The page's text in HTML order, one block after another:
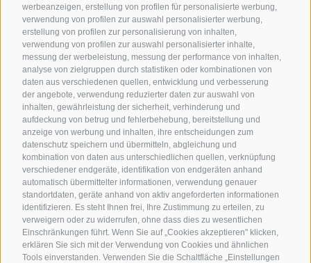
werbeanzeigen, erstellung von profilen für personalisierte werbung,
verwendung von profilen zur auswahl personalisierter werbung,
erstellung von profilen zur personalisierung von inhalten,
verwendung von profilen zur auswahl personalisierter inhalte,
messung der werbeleistung, messung der performance von inhalten,
analyse von zielgruppen durch statistiken oder kombinationen von
daten aus verschiedenen quellen, entwicklung und verbesserung
der angebote, verwendung reduzierter daten zur auswahl von
inhalten, gewährleistung der sicherheit, verhinderung und
aufdeckung von betrug und fehlerbehebung, bereitstellung und
anzeige von werbung und inhalten, ihre entscheidungen zum
datenschutz speichern und übermitteln, abgleichung und
kombination von daten aus unterschiedlichen quellen, verknüpfung
verschiedener endgeräte, identifikation von endgeräten anhand
automatisch übermittelter informationen, verwendung genauer
standortdaten, geräte anhand von aktiv angeforderten informationen
identifizieren. Es steht Ihnen frei, Ihre Zustimmung zu erteilen, zu
verweigern oder zu widerrufen, ohne dass dies zu wesentlichen
Einschränkungen führt. Wenn Sie auf „Cookies akzeptieren" klicken,
erklären Sie sich mit der Verwendung von Cookies und ähnlichen
Tools einverstanden. Verwenden Sie die Schaltfläche „Einstellungen